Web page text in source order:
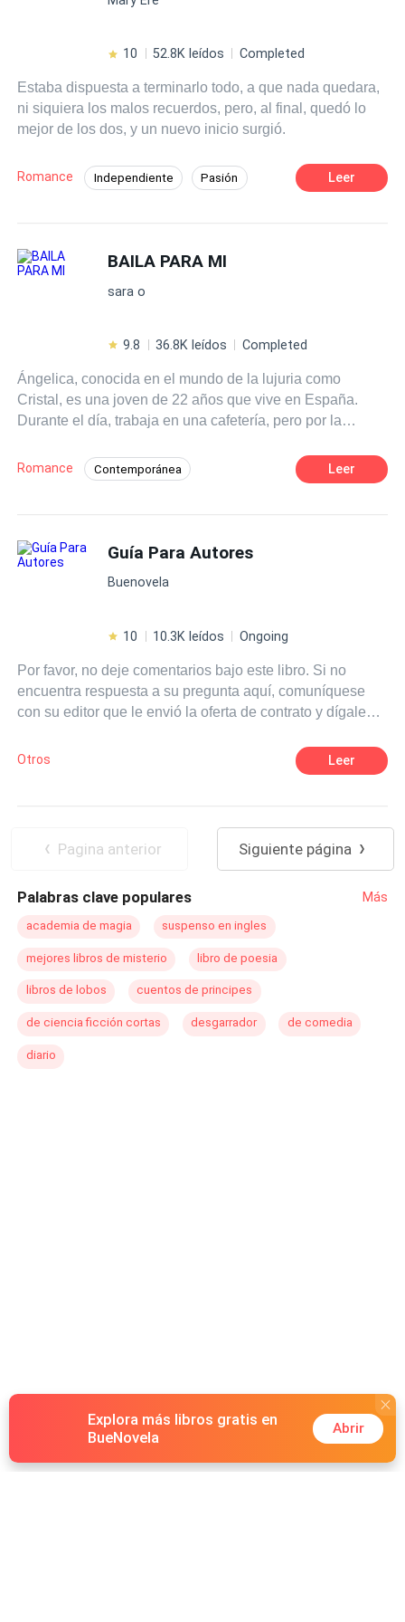
podría ser la plenitud d tu felicidad. ¿Quién sabe?
10 52.8K leídos Completed
Estaba dispuesta a terminarlo todo, a que nada quedara,
ni siquiera los malos recuerdos, pero, al final, quedó lo
mejor de los dos, y un nuevo inicio surgió.
Romance Independiente Pasión
Acción
Leer
BAILA PARA MI
sara o
9.8 36.8K leídos Completed
Ángelica, conocida en el mundo de la lujuria como
Cristal, es una joven de 22 años que vive en España.
Durante el día, trabaja en una cafetería, pero por la
voluntaria; ha caído en las garras de la mafia blanca.
Luciano De Lucca, un poderoso mafioso temido en toda
Ángelica. Algo extraño despierta en él, llevándolo a
enfrentarse a problemas con la misma mafia blanca.
Romance Contemporánea
CEO Traición Perdón
Leer
Guía Para Autores
Buenovela
10 10.3K leídos Ongoing
Por favor, no deje comentarios bajo este libro. Si no
encuentra respuesta a su pregunta aquí, comuníquese
con su editor que le envió la oferta de contrato y dígale
Otros Leer
Pagina anterior Siguiente página
Palabras clave populares Más
academia de magia suspenso en ingles
mejores libros de misterio libro de poesia
libros de lobos cuentos de principes
de ciencia ficción cortas desgarrador de comedia
diario
Explora más libros gratis en
BueNovela
Abrir